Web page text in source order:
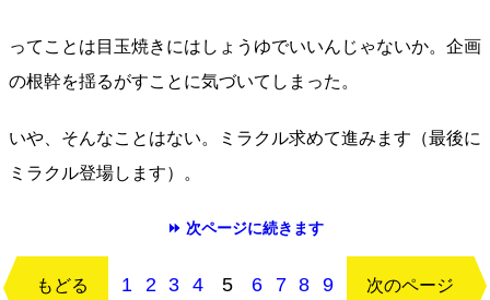
ってことは目玉焼きにはしょうゆでいいんじゃないか。企画
の根幹を揺るがすことに気づいてしまった。
いや、そんなことはない。ミラクル求めて進みます（最後に
ミラクル登場します）。
⏩ 次ページに続きます
もどる 1 2 3 4 5 6 7 8 9 次のページ